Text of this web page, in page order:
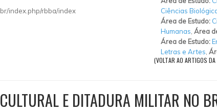
index.php/rbba/index
Ciências
Área de Estudo:
Humanas Área
Área de Estudo:
Letras e Artes
(VOLTAR AO ARTIGOS
E DITADURA MILITAR NO